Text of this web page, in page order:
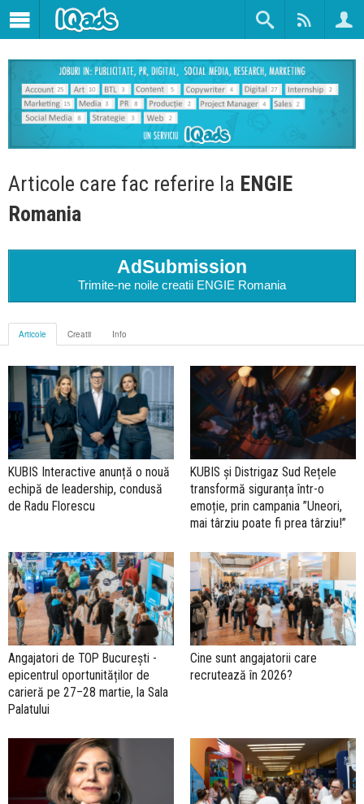
Articole care fac referire la ENGIE
Romania
AdSubmission
Trimite-ne noile creatii ENGIE Romania
Articole Creatii Info
KUBIS Interactive anunță o nouă
echipă de leadership, condusă
de Radu Florescu
KUBIS și Distrigaz Sud Rețele
transformă siguranța într-o
emoție, prin campania ”Uneori,
mai târziu poate fi prea târziu!”
Angajatori de TOP București -
epicentrul oportunităților de
carieră pe 27–28 martie, la Sala
Palatului
Cine sunt angajatorii care
recrutează în 2026?